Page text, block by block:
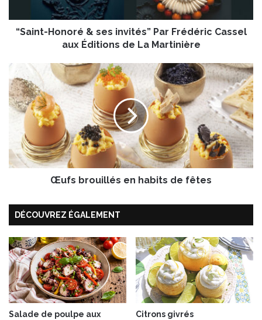
o
&
s
e
v
i
s
P
a
r
F
r
é
d
é
“Saint-Honoré & ses invités” Par Frédéric Cassel
aux Éditions de La Martinière
u
f
s
u
i
é
n
h
a
b
i
t
s
Œufs brouillés en habits de fêtes
DÉCOUVREZ ÉGALEMENT
Salade de poulpe aux
Citrons givrés